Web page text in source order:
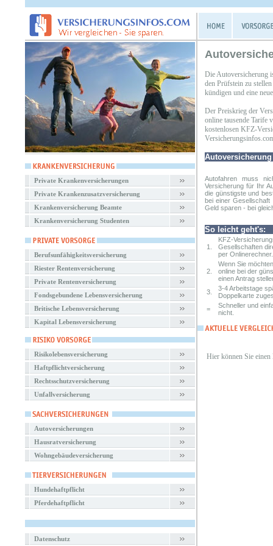
Private Krankenversicherungen
Private Krankenzusatzversicherung
Krankenversicherung Beamte
Krankenversicherung Studenten
Berufsunfähigkeitsversicherung
Riester Rentenversicherung
Private Rentenversicherung
Fondsgebundene Lebensversicherung
Britische Lebensversicherung
Kapital Lebensversicherung
Risikolebensversicherung
Haftpflichtversicherung
Rechtsschutzversicherung
Unfallversicherung
Autoversicherungen
Hausratversicherung
Wohngebäudeversicherung
Hundehaftpflicht
Pferdehaftpflicht
Datenschutz
Die Autoversicherung
den Prüfstein zu
kündigen und eine
Der Preiskrieg der
online tausende Tarife
kostenlosen KFZ-
Autofahren muss
Versicherung für Ihr
die günstigste und
bei einer
Geld sparen - bei
So leicht geht's:
1.
KFZ-
Gesellschaften
per Onlinerechner.
2.
Wenn Sie
online bei der
einen Antrag
3.
3-4 Arbeitstage
Doppelkarte
=
Schneller und
nicht.
Hier können Sie